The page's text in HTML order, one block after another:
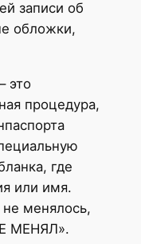
записи об
обложки,
это
процедура,
где
или имя.
менялось,
МЕНЯЛ».